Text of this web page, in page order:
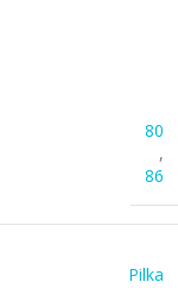
80
,
86
Pilka